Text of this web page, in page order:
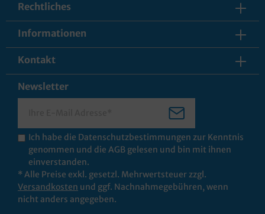
Rechtliches
Informationen
Kontakt
Newsletter
Ich habe die Datenschutzbestimmungen zur Kenntnis
genommen und die AGB gelesen und bin mit ihnen
einverstanden.
* Alle Preise exkl. gesetzl. Mehrwertsteuer zzgl.
Versandkosten und ggf. Nachnahmegebühren, wenn
nicht anders angegeben.